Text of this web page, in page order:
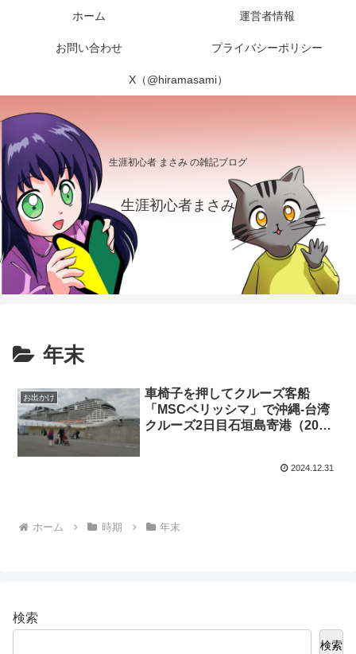
生涯初心者 まさみ の雑記ブログ
生涯初心者まさみ
ホーム 運営者情報
お問い合わせ プライバシーポリシー
X（@hiramasami）
年末
お出かけ
車椅子を押してクルーズ客船
「MSCベリッシマ」で沖縄-台湾
クルーズ2日目石垣島寄港（2024
2024.12.31
ホーム 時期 年末
検索
検索